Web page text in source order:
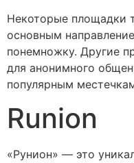
Некоторые площадки
основным
понемножку. Другие
для анонимного
популярным
Runion
«Рунион» — это